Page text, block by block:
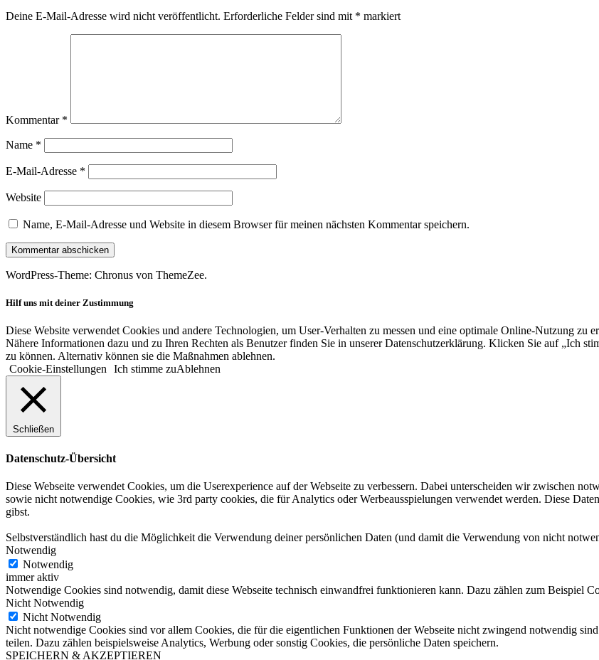
Deine E-Mail-Adresse wird nicht veröffentlicht. Erforderliche Felder sind mit * markiert
Kommentar *
Name *
E-Mail-Adresse *
Website
Name, E-Mail-Adresse und Website in diesem Browser für meinen nächsten Kommentar speichern.
WordPress-Theme: Chronus von ThemeZee.
Hilf uns mit deiner Zustimmung
Diese Website verwendet Cookies und andere Technologien, um User-Verhalten zu messen und eine optimale Online-Nutzung zu
Nähere Informationen dazu und zu Ihren Rechten als Benutzer finden Sie in unserer Datenschutzerklärung. Klicken Sie auf „Ich
zu können. Alternativ können sie die Maßnahmen ablehnen.
Cookie-Einstellungen
Ich stimme zuAblehnen
Schließen
Datenschutz-Übersicht
Diese Webseite verwendet Cookies, um die Userexperience auf der Webseite zu verbessern. Dabei unterscheiden wir zwischen
sowie nicht notwendige Cookies, wie 3rd party cookies, die für Analytics oder Werbeausspielungen verwendet werden. Diese
gibst.
Selbstverständlich hast du die Möglichkeit die Verwendung deiner persönlichen Daten (und damit die Verwendung von nicht
Notwendig
Notwendig
immer aktiv
Notwendige Cookies sind notwendig, damit diese Webseite technisch einwandfrei funktionieren kann. Dazu zählen zum Beispiel
Nicht Notwendig
Nicht Notwendig
Nicht notwendige Cookies sind vor allem Cookies, die für die eigentlichen Funktionen der Webseite nicht zwingend notwendig
teilen. Dazu zählen beispielsweise Analytics, Werbung oder sonstig Cookies, die persönliche Daten speichern.
SPEICHERN & AKZEPTIEREN